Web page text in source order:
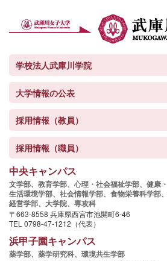
学校法人武庫川学院
大学情報の公表
採用情報（教員）
採用情報（職員）
中央キャンパス
文学部、 教育学部、 心理・社会福祉学部、 健康
生活環境学部、 社会情報学部、 食物栄養科学部、
経営学部、 大学院、 専攻科
〒663-8558 兵庫県西宮市池開町6-46
TEL 0798-47-1212（代表）
浜甲子園キャンパス
薬学部、 薬学研究科、 環境共生学部